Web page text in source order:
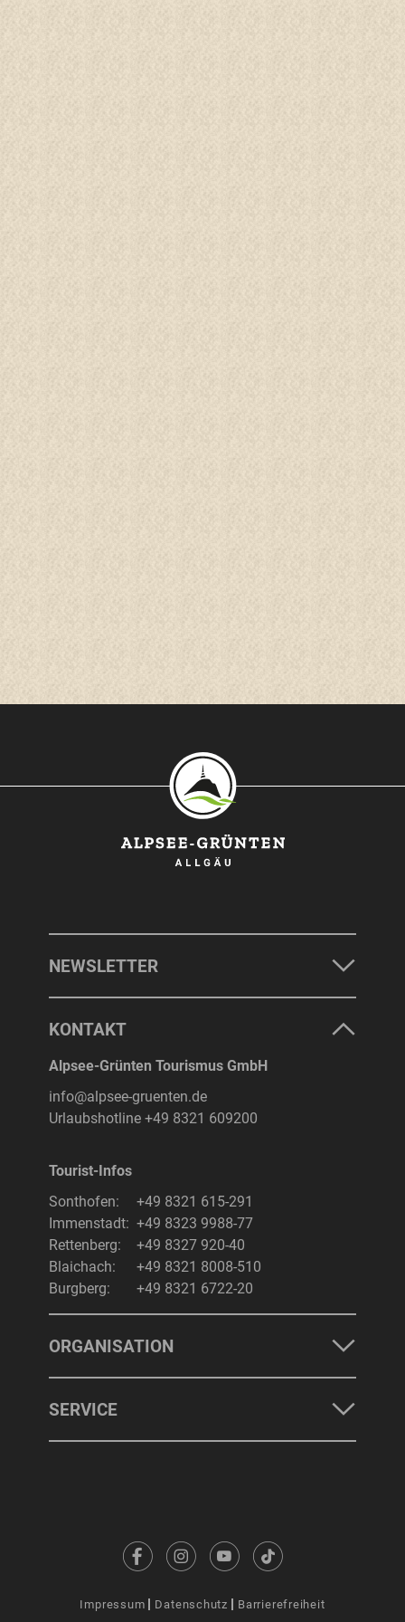
NEWSLETTER
KONTAKT
Alpsee-Grünten Tourismus GmbH
info@alpsee-gruenten.de
Urlaubshotline +49 8321 609200
Tourist-Infos
Sonthofen:
+49 8321 615-291
Immenstadt: +49 8323 9988-77
Rettenberg:
+49 8327 920-40
Blaichach:
+49 8321 8008-510
Burgberg:
+49 8321 6722-20
ORGANISATION
SERVICE
Impressum Datenschutz Barrierefreiheit